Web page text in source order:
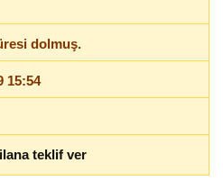
dolmuş.
15:54
teklif ver